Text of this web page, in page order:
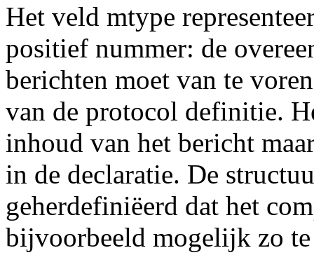
Het veld mtype
positief nummer: de
berichten moet van te
van de protocol definitie.
inhoud van het bericht
in de declaratie. De
geherdefiniëerd dat het
bijvoorbeeld mogelijk zo